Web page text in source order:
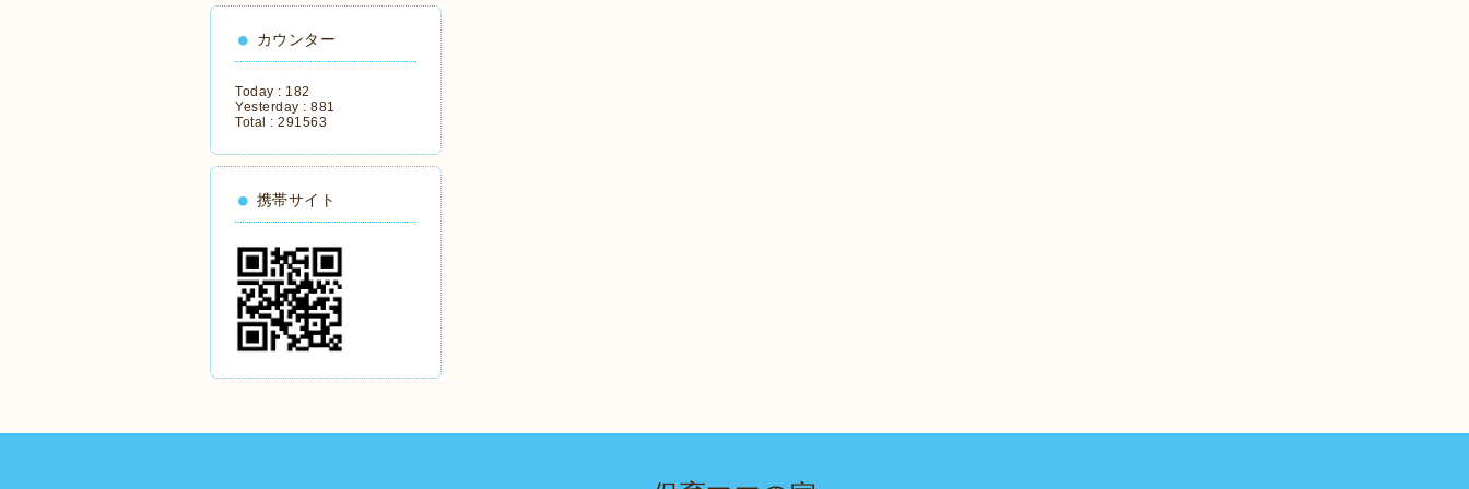
カウンター
Today : 182
Yesterday : 881
Total : 291563
携帯サイト